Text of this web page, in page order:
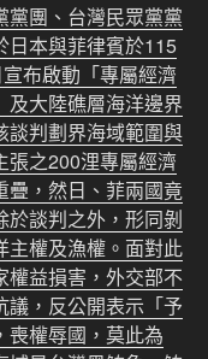
黨團、台灣民眾黨黨
日本與菲律賓於115
布啟動「專屬經濟
及大陸礁層海洋邊界
談判劃界海域範圍與
張之200浬專屬經濟
疊，然日、菲兩國竟
於談判之外，形同剝
主權及漁權。面對此
權益損害，外交部不
議，反公開表示「予
喪權辱國，莫此為